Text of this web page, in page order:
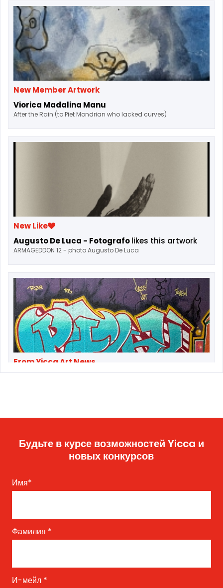
New Member Artwork
Viorica Madalina Manu
After the Rain (to Piet Mondrian who lacked curves)
New Like
Augusto De Luca - Fotografolikes this artwork
ARMAGEDDON 12 - photo Augusto De Luca
From Yicca Art News
Будьте в курсе возможностей Yicca и
новых конкурсов
Имя*
Фамилия *
И-мейл *